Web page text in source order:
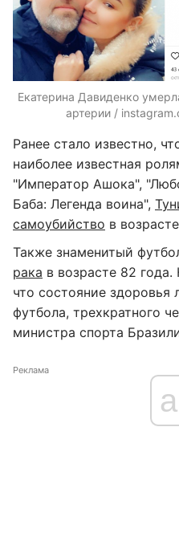
Екатерина Давиденко
артерии /
Ранее стало известно,
наиболее известная
"Император Ашока",
Баба: Легенда воина",
самоубийство в
Также знаменитый
рака в возрасте 82 года.
что состояние здоровья
футбола, трехкратного
министра спорта
Реклама